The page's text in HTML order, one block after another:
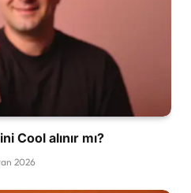
Cool alınır mı?
2026